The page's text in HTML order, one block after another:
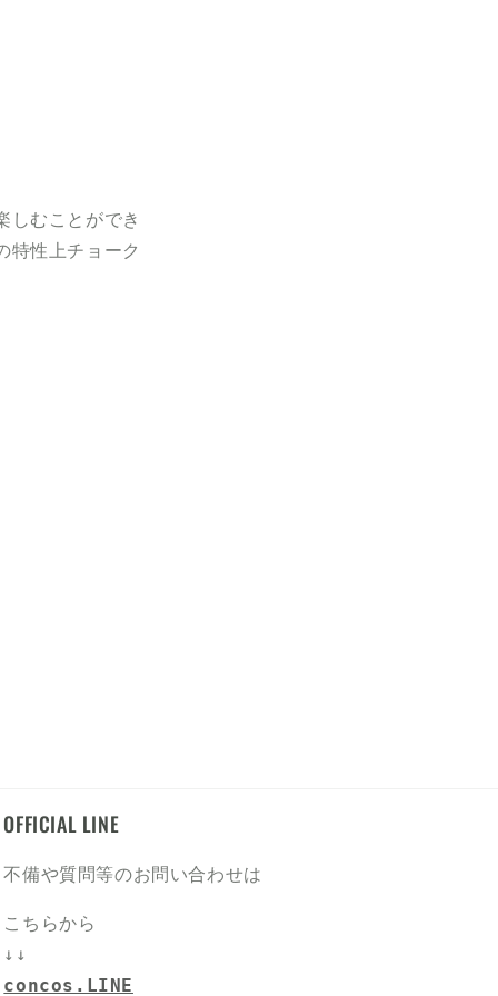
しむことができ
特性上チョーク
OFFICIAL LINE
不備や質問等のお問い合わせは
こちらから
↓↓
concos.LINE